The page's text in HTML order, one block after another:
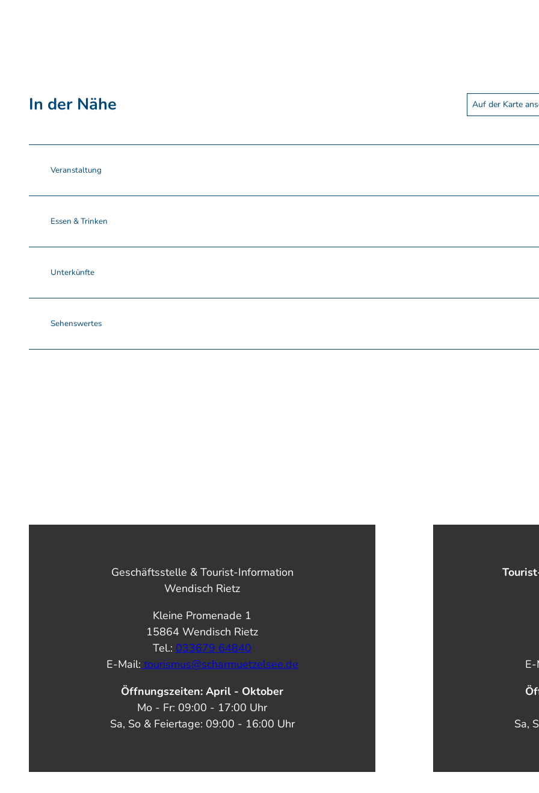
In der Nähe Auf der Karte
Veranstaltung
Essen & Trinken
Unterkünfte
Sehenswertes
Geschäftsstelle & Tourist-Information
Wendisch Rietz
Kleine Promenade 1
15864 Wendisch Rietz
Tel.: 033679 64840
E-Mail: tourismus@scharmuetzelsee.de
Öffnungszeiten: April - Oktober
Mo - Fr: 09:00 - 17:00 Uhr
Sa, So & Feiertage: 09:00 - 16:00 Uhr
E-
Sa,